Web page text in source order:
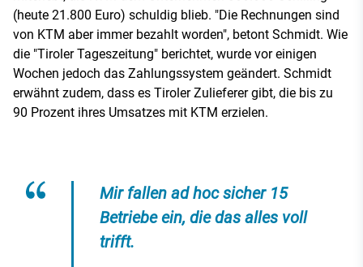
(heute 21.800 Euro) schuldig blieb. "Die Rechnungen sind
von KTM aber immer bezahlt worden", betont Schmidt. Wie
die "Tiroler Tageszeitung" berichtet, wurde vor einigen
Wochen jedoch das Zahlungssystem geändert. Schmidt
erwähnt zudem, dass es Tiroler Zulieferer gibt, die bis zu
90 Prozent ihres Umsatzes mit KTM erzielen.
Mir fallen ad hoc sicher 15
Betriebe ein, die das alles voll
trifft.